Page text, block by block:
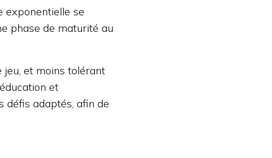
exponentielle se
phase de maturité au
et moins tolérant
et
défis adaptés, afin de